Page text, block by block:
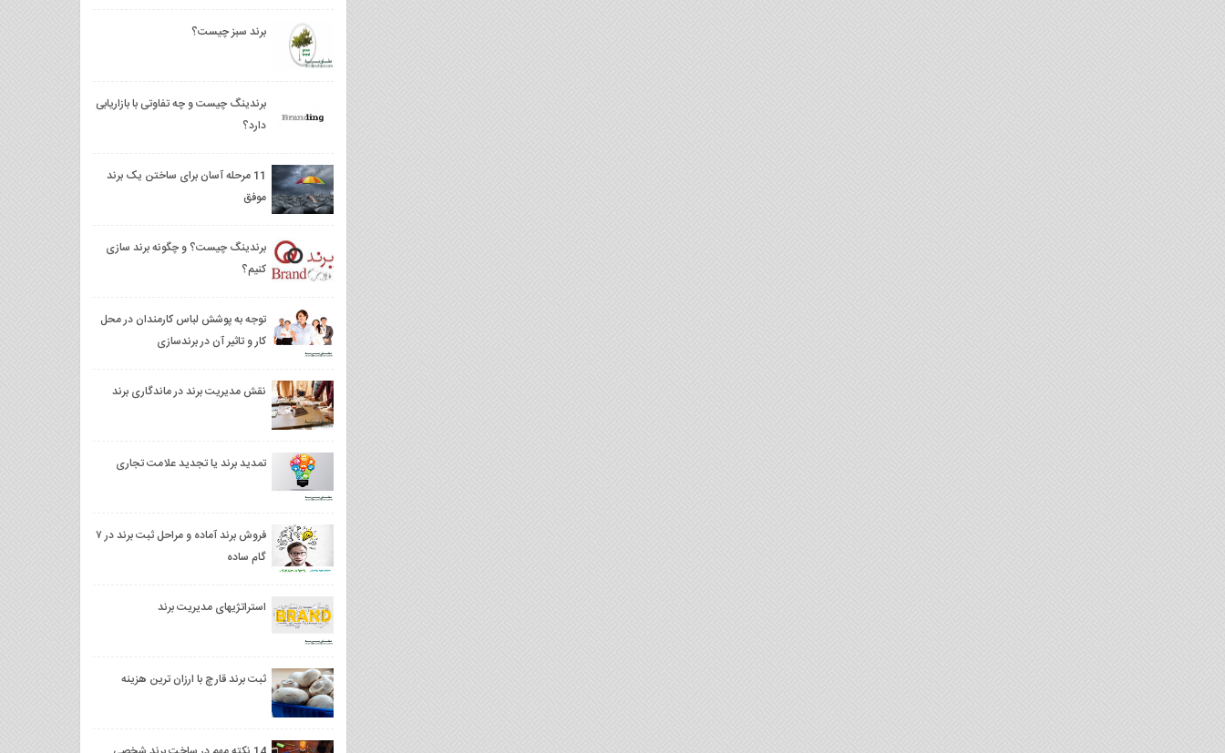
برند سبز چیست؟
برندینگ چیست و چه تفاوتی با بازاریابی
دارد؟
11 مرحله آسان برای ساختن یک برند
موفق
برندینگ چیست؟ و چگونه برند سازی
کنیم؟
توجه به پوشش لباس کارمندان در محل
کار و تاثیر آن در برندسازی
نقش مدیریت برند در ماندگاری برند
تمدید برند یا تجدید علامت تجاری
فروش برند آماده و مراحل ثبت برند در ۷
گام ساده
استراتژیهای مدیریت برند
ثبت برند قارچ با ارزان ترین هزینه